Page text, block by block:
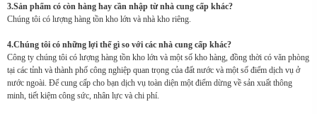
3.Sản phẩm có còn hàng hay cần nhập từ nhà cung cấp khác?
Chúng tôi có lượng hàng tồn kho lớn và nhà kho riêng.
4.Chúng tôi có những lợi thế gì so với các nhà cung cấp khác?
Công ty chúng tôi có lượng hàng tồn kho lớn và một số kho hàng, đồng thời có văn phòng
tại các tỉnh và thành phố công nghiệp quan trọng của đất nước và một số điểm dịch vụ ở
nước ngoài. Để cung cấp cho bạn dịch vụ toàn diện một điểm dừng về sản xuất thông
minh, tiết kiệm công sức, nhân lực và chi phí.